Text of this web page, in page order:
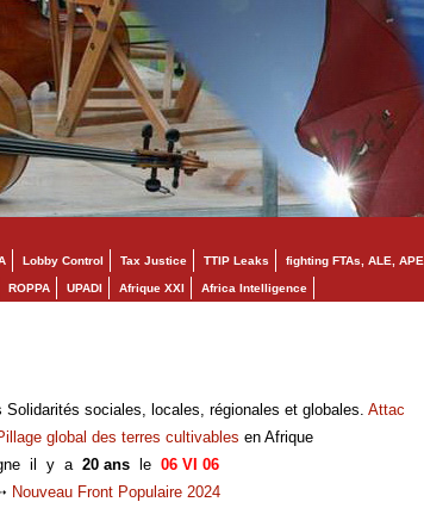
Lobby Control Tax Justice TTIP Leaks fighting FTAs, ALE, APE
ROPPA UPADI Afrique XXI Africa Intelligence
sociales, locales, régionales et globales. Attac
global des terres cultivables en Afrique
il y a20 ans le 06 VI 06
Nouveau Front Populaire 2024